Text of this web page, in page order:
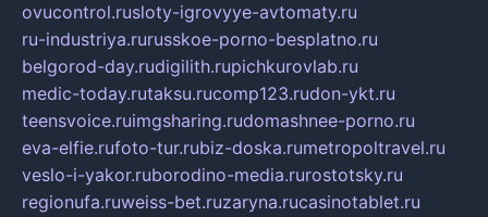
ovucontrol.rusloty-igrovyye-avtomaty.ru
ru-industriya.rurusskoe-porno-besplatno.ru
belgorod-day.rudigilith.rupichkurovlab.ru
medic-today.rutaksu.rucomp123.rudon-ykt.ru
teensvoice.ruimgsharing.rudomashnee-porno.ru
eva-elfie.rufoto-tur.rubiz-doska.rumetropoltravel.ru
veslo-i-yakor.ruborodino-media.rurostotsky.ru
regionufa.ruweiss-bet.ruzaryna.rucasinotablet.ru